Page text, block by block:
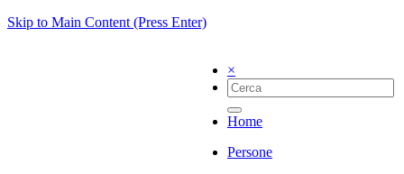
Skip to Main Content (Press Enter)
×
Home
Persone